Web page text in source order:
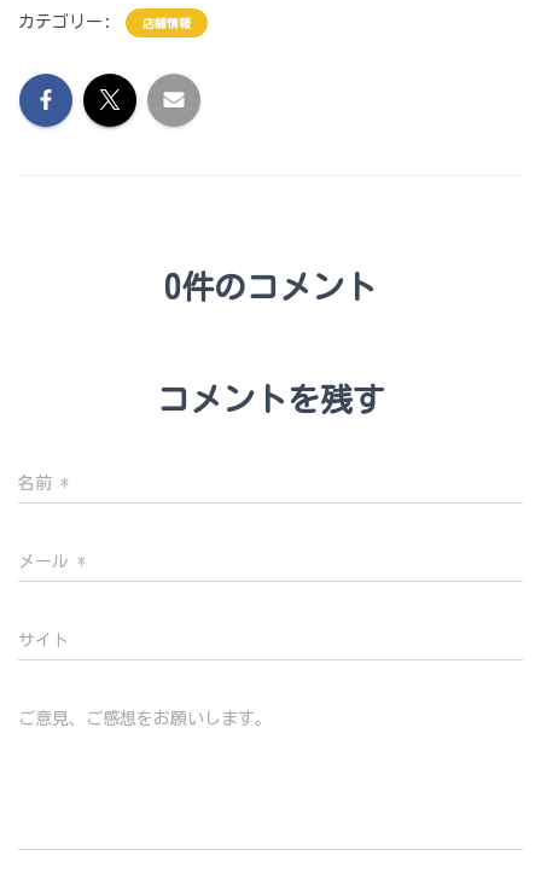
カテゴリー: 店舗情報
0件のコメント
コメントを残す
名前 *
メール *
サイト
ご意見、ご感想をお願いします。